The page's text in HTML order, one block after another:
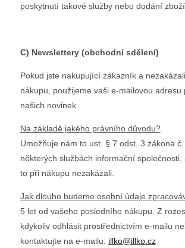
poskytnutí takové služby nebo dodání zboží.
C) Newslettery (obchodní sdělení)
Pokud jste nakupující zákazník a
nákupu, použijeme vaši e-mailovou adresu
našich novinek.
Na základě jakého právního důvodu?
Umožňuje nám to ust. § 7 odst. 3 zákona
některých službách informační společnosti,
to při nákupu nezakázali.
Jak dlouho budeme osobní údaje
5 let od vašeho posledního nákupu. Z
kdykoliv odhlásit prostřednictvím e-mailu
kontaktujte na e-mailu: illko@illko.cz